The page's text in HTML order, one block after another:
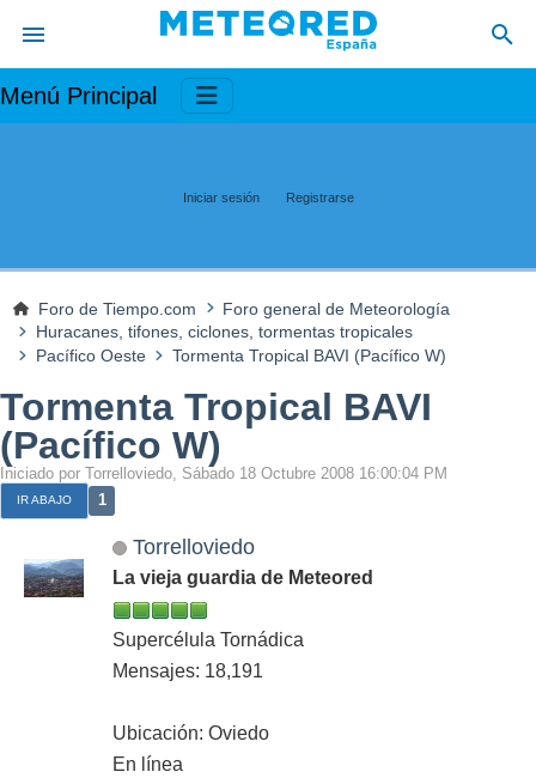
Menú Principal
Iniciar sesión Registrarse
Foro de Tiempo.com
Foro general de Meteorología
Huracanes, tifones, ciclones, tormentas tropicales
Pacífico Oeste
Tormenta Tropical BAVI (Pacífico W)
Tormenta Tropical BAVI
(Pacífico W)
Iniciado por Torrelloviedo, Sábado 18 Octubre 2008 16:00:04 PM
IR ABAJO 1
Torrelloviedo
La vieja guardia de Meteored
Supercélula Tornádica
Mensajes: 18,191
Ubicación: Oviedo
En línea